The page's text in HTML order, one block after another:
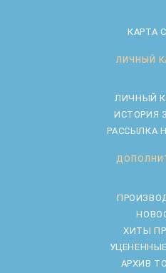
КАРТА
ЛИЧНЫЙ
ЛИЧНЫЙ
ИСТОРИЯ
РАССЫЛКА
ХИТЫ
АРХИВ